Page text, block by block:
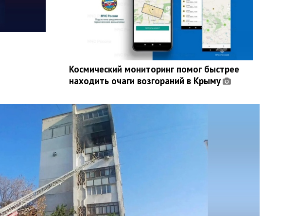
Космический мониторинг помог быстрее
находить очаги возгораний в Крыму